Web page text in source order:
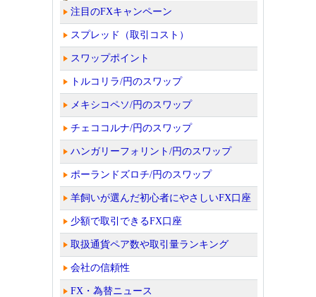
注目のFXキャンペーン
スプレッド（取引コスト）
スワップポイント
トルコリラ/円のスワップ
メキシコペソ/円のスワップ
チェココルナ/円のスワップ
ハンガリーフォリント/円のスワップ
ポーランドズロチ/円のスワップ
羊飼いが選んだ初心者にやさしいFX口座
少額で取引できるFX口座
取扱通貨ペア数や取引量ランキング
会社の信頼性
FX・為替ニュース